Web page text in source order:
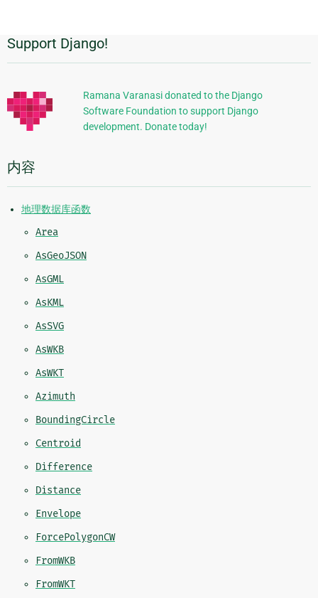
附
加
信
息
Support Django!
Ramana Varanasi donated to the Django
Software Foundation to support Django
development. Donate today!
内容
地理数据库函数
Area
AsGeoJSON
AsGML
AsKML
AsSVG
AsWKB
AsWKT
Azimuth
BoundingCircle
Centroid
Difference
Distance
Envelope
ForcePolygonCW
FromWKB
FromWKT